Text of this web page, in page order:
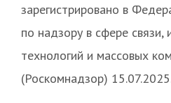
зарегистрировано в
по надзору в сфере
технологий и массовых
(Роскомнадзор)